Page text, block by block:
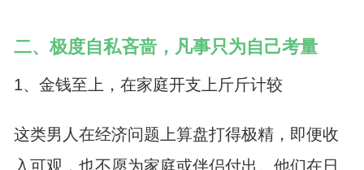
二、极度自私吝啬，凡事只为自己考量
1、金钱至上，在家庭开支上斤斤计较
这类男人在经济问题上算盘打得极精，即便收
入可观，也不愿为家庭或伴侣付出。他们在日